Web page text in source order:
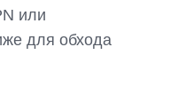
или
для обхода